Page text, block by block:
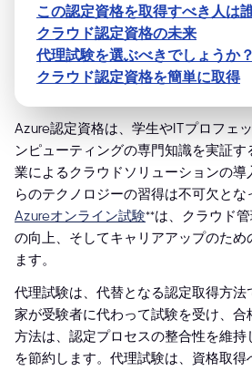
この認定資格を取得すべき人は
クラウド認定資格の未来
代理試験を選ぶべきでしょうか？
クラウド認定資格を簡単に取得
Azure認定資格は、学生やITプロフェ
ンピューティングの専門知識を実証
業によるクラウドソリューションの
らのテクノロジーの習得は不可欠とな
Azureオンライン試験**は、クラウド
の向上、そしてキャリアアップのため
ます。
代理試験は、代替となる認定取得方法
家が受験者に代わって試験を受け、
方法は、認定プロセスの整合性を維持
を節約します。代理試験は、資格取